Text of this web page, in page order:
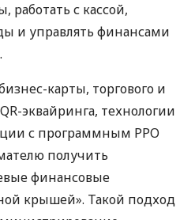
работать с кассой,
и управлять финансами
карты, торгового и
эквайринга, технологии
с программным РРО
получить
финансовые
крышей». Такой подход